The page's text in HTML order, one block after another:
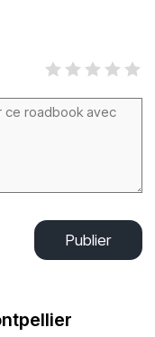
Publier